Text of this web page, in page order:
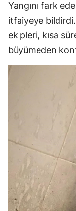
Yangını fark
itfaiyeye
ekipleri, kısa
büyümeden